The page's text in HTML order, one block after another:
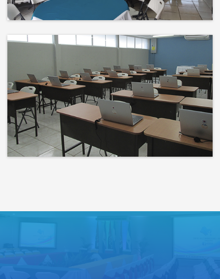
Bienvenidos a un espacio donde
las ideas cobran voz y el
conocimiento se comparte
todos tus mañanas